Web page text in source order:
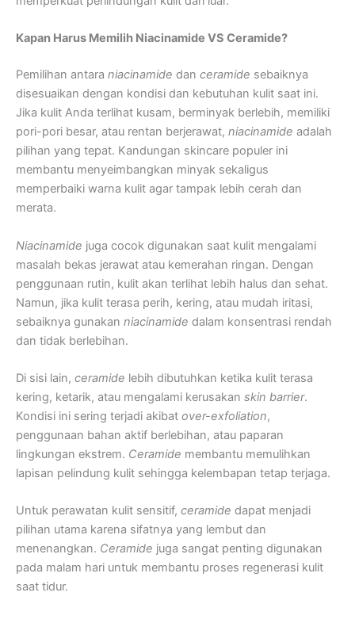
Kapan Harus Memilih Niacinamide VS Ceramide?
Pemilihan antara niacinamide dan ceramide sebaiknya
disesuaikan dengan kondisi dan kebutuhan kulit saat ini.
Jika kulit Anda terlihat kusam, berminyak berlebih, memiliki
pori-pori besar, atau rentan berjerawat, niacinamide adalah
pilihan yang tepat. Kandungan skincare populer ini
membantu menyeimbangkan minyak sekaligus
memperbaiki warna kulit agar tampak lebih cerah dan
merata.
Niacinamide juga cocok digunakan saat kulit mengalami
masalah bekas jerawat atau kemerahan ringan. Dengan
penggunaan rutin, kulit akan terlihat lebih halus dan sehat.
Namun, jika kulit terasa perih, kering, atau mudah iritasi,
sebaiknya gunakan niacinamide dalam konsentrasi rendah
dan tidak berlebihan.
Di sisi lain, ceramide lebih dibutuhkan ketika kulit terasa
kering, ketarik, atau mengalami kerusakan skin barrier.
Kondisi ini sering terjadi akibat over-exfoliation,
penggunaan bahan aktif berlebihan, atau paparan
lingkungan ekstrem. Ceramide membantu memulihkan
lapisan pelindung kulit sehingga kelembapan tetap terjaga.
Untuk perawatan kulit sensitif, ceramide dapat menjadi
pilihan utama karena sifatnya yang lembut dan
menenangkan. Ceramide juga sangat penting digunakan
pada malam hari untuk membantu proses regenerasi kulit
saat tidur.